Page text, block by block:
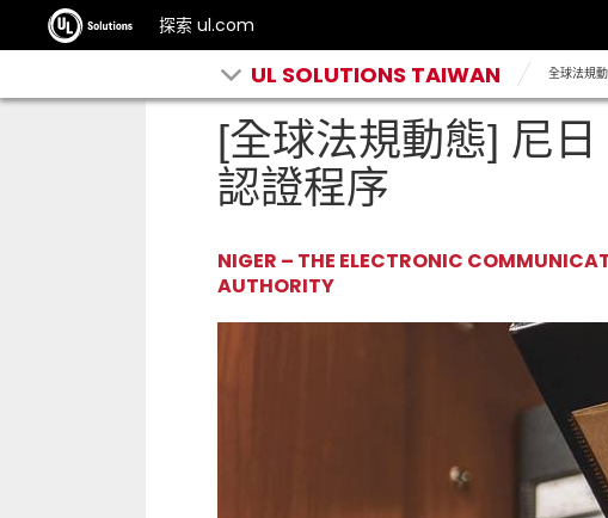
探索 ul.com
UL SOLUTIONS TAIWAN 全球法規
[全球法規動態] 尼
認證程序
NIGER – THE ELECTRONIC
AUTHORITY